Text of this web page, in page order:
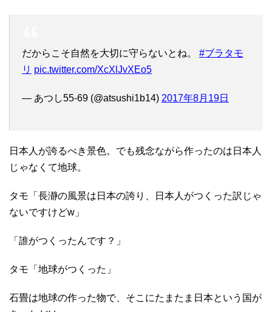
だからこそ自然を大切に守らないとね。 #ブラタモ
リ pic.twitter.com/XcXlJvXEo5
— あつし55-69 (@atsushi1b14) 2017年8月19日
日本人が誇るべき景色。でも残念ながら作ったのは日本人
じゃなくて地球。
タモ「長瀞の風景は日本の誇り、日本人がつくった訳じゃ
ないですけどw」
「誰がつくったんです？」
タモ「地球がつくった」
石畳は地球の作った物で、そこにたまたま日本という国が